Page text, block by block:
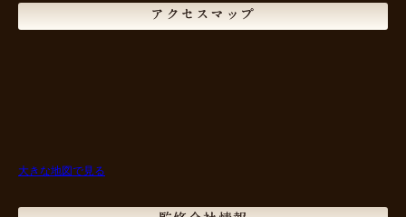
アクセスマップ
大きな地図で見る